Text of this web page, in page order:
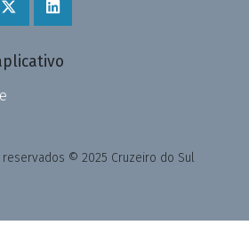
© 2025 Cruzeiro do Sul